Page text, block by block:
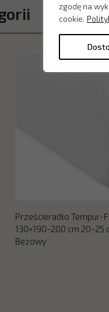
zgodę na
cookie.
Prześcieradło Tempur-
130×190-200 cm 20-25
Beżowy